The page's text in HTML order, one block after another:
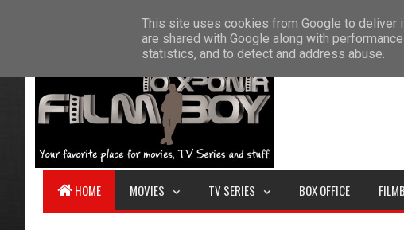
HOME ABOUT US CONTACT SITEMAP
HOME MOVIES TV SERIES BOX OFFICE
This site uses cookies from Google to deliver
are shared with Google along with
statistics, and to detect and address abuse.